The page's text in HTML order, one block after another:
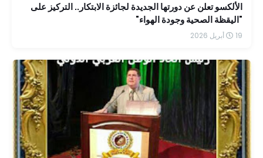
الألكسو تعلن عن دورتها الجديدة لجائزة الابتكار.. التركيز على
"اليقظة الصحية وجودة الهواء"
19 أبريل 2026